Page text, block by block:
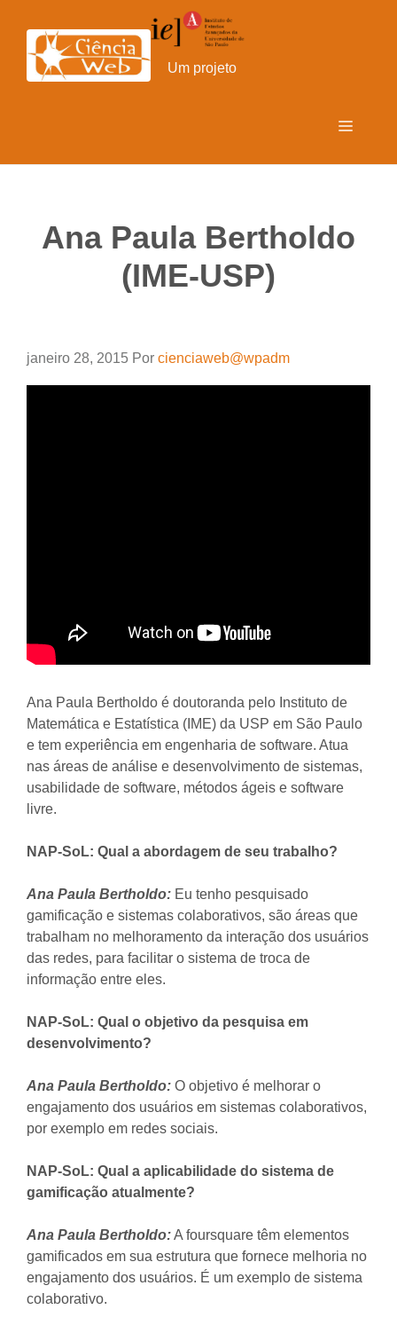
para
conteúdo
Um projeto
Menu
Ana Paula Bertholdo
(IME-USP)
janeiro 28, 2015 Por cienciaweb@wpadm
Ana Paula Bertholdo é doutoranda pelo Instituto de
Matemática e Estatística (IME) da USP em São Paulo
e tem experiência em engenharia de software. Atua
nas áreas de análise e desenvolvimento de sistemas,
usabilidade de software, métodos ágeis e software
livre.
NAP-SoL: Qual a abordagem de seu trabalho?
Ana Paula Bertholdo: Eu tenho pesquisado
gamificação e sistemas colaborativos, são áreas que
trabalham no melhoramento da interação dos usuários
das redes, para facilitar o sistema de troca de
informação entre eles.
NAP-SoL: Qual o objetivo da pesquisa em
desenvolvimento?
Ana Paula Bertholdo: O objetivo é melhorar o
engajamento dos usuários em sistemas colaborativos,
por exemplo em redes sociais.
NAP-SoL: Qual a aplicabilidade do sistema de
gamificação atualmente?
Ana Paula Bertholdo:A foursquare têm elementos
gamificados em sua estrutura que fornece melhoria no
engajamento dos usuários. É um exemplo de sistema
colaborativo.